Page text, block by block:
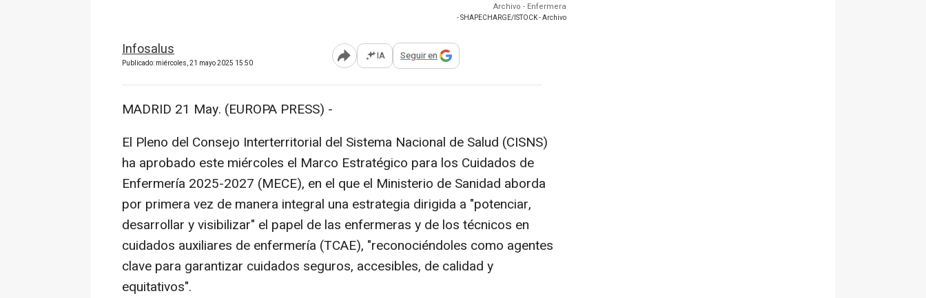
Archivo - Enfermera
- SHAPECHARGE/ISTOCK - Archivo
Infosalus
Publicado: miércoles, 21 mayo 2025 15:50 Abrir opciones para compartir
IA Seguir en
MADRID 21 May. (EUROPA PRESS) -
El Pleno del Consejo Interterritorial del Sistema Nacional de Salud (CISNS)
ha aprobado este miércoles el Marco Estratégico para los Cuidados de
Enfermería 2025-2027 (MECE), en el que el Ministerio de Sanidad aborda
por primera vez de manera integral una estrategia dirigida a "potenciar,
desarrollar y visibilizar" el papel de las enfermeras y de los técnicos en
cuidados auxiliares de enfermería (TCAE), "reconociéndoles como agentes
clave para garantizar cuidados seguros, accesibles, de calidad y
equitativos".